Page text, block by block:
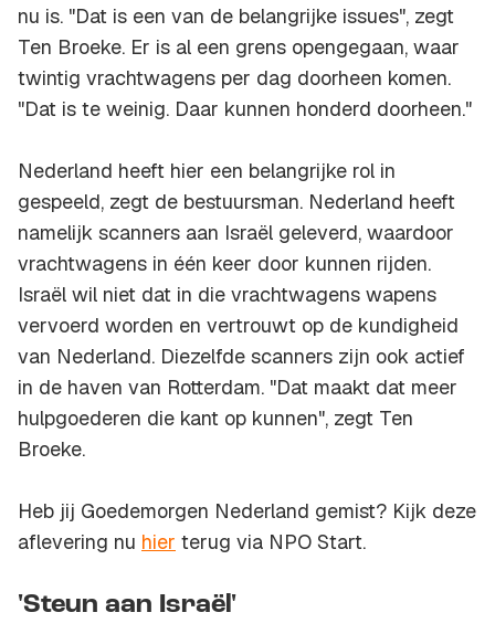
nu is. "Dat is een van de belangrijke issues", zegt
Ten Broeke. Er is al een grens opengegaan, waar
twintig vrachtwagens per dag doorheen komen.
"Dat is te weinig. Daar kunnen honderd doorheen."
Nederland heeft hier een belangrijke rol in
gespeeld, zegt de bestuursman. Nederland heeft
namelijk scanners aan Israël geleverd, waardoor
vrachtwagens in één keer door kunnen rijden.
Israël wil niet dat in die vrachtwagens wapens
vervoerd worden en vertrouwt op de kundigheid
van Nederland. Diezelfde scanners zijn ook actief
in de haven van Rotterdam. "Dat maakt dat meer
hulpgoederen die kant op kunnen", zegt Ten
Broeke.
Heb jij Goedemorgen Nederland gemist? Kijk deze
aflevering nu hier terug via NPO Start.
'Steun aan Israël'